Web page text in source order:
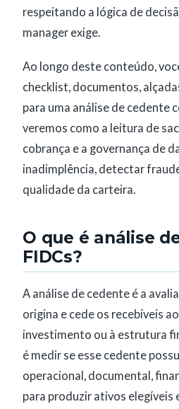
respeitando a lógica de
manager exige.
Ao longo deste conteúdo,
checklist, documentos,
para uma análise de cedente
veremos como a leitura de
cobrança e a governança de
inadimplência, detectar
qualidade da carteira.
O que é análise
FIDCs?
A análise de cedente é a
origina e cede os recebíveis
investimento ou à estrutura
é medir se esse cedente
operacional, documental,
para produzir ativos